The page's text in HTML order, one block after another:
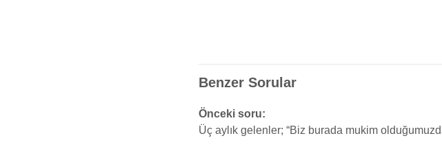
Benzer Sorular
Önceki soru:
Üç aylık gelenler; “Biz burada mukim